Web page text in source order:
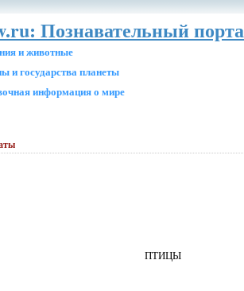
Познавательный
и животные
и государства планеты
информация о мире
ПТИЦЫ